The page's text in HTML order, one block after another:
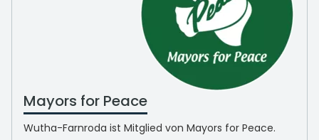
Mayors for Peace
Wutha-Farnroda ist Mitglied von Mayors for Peace.